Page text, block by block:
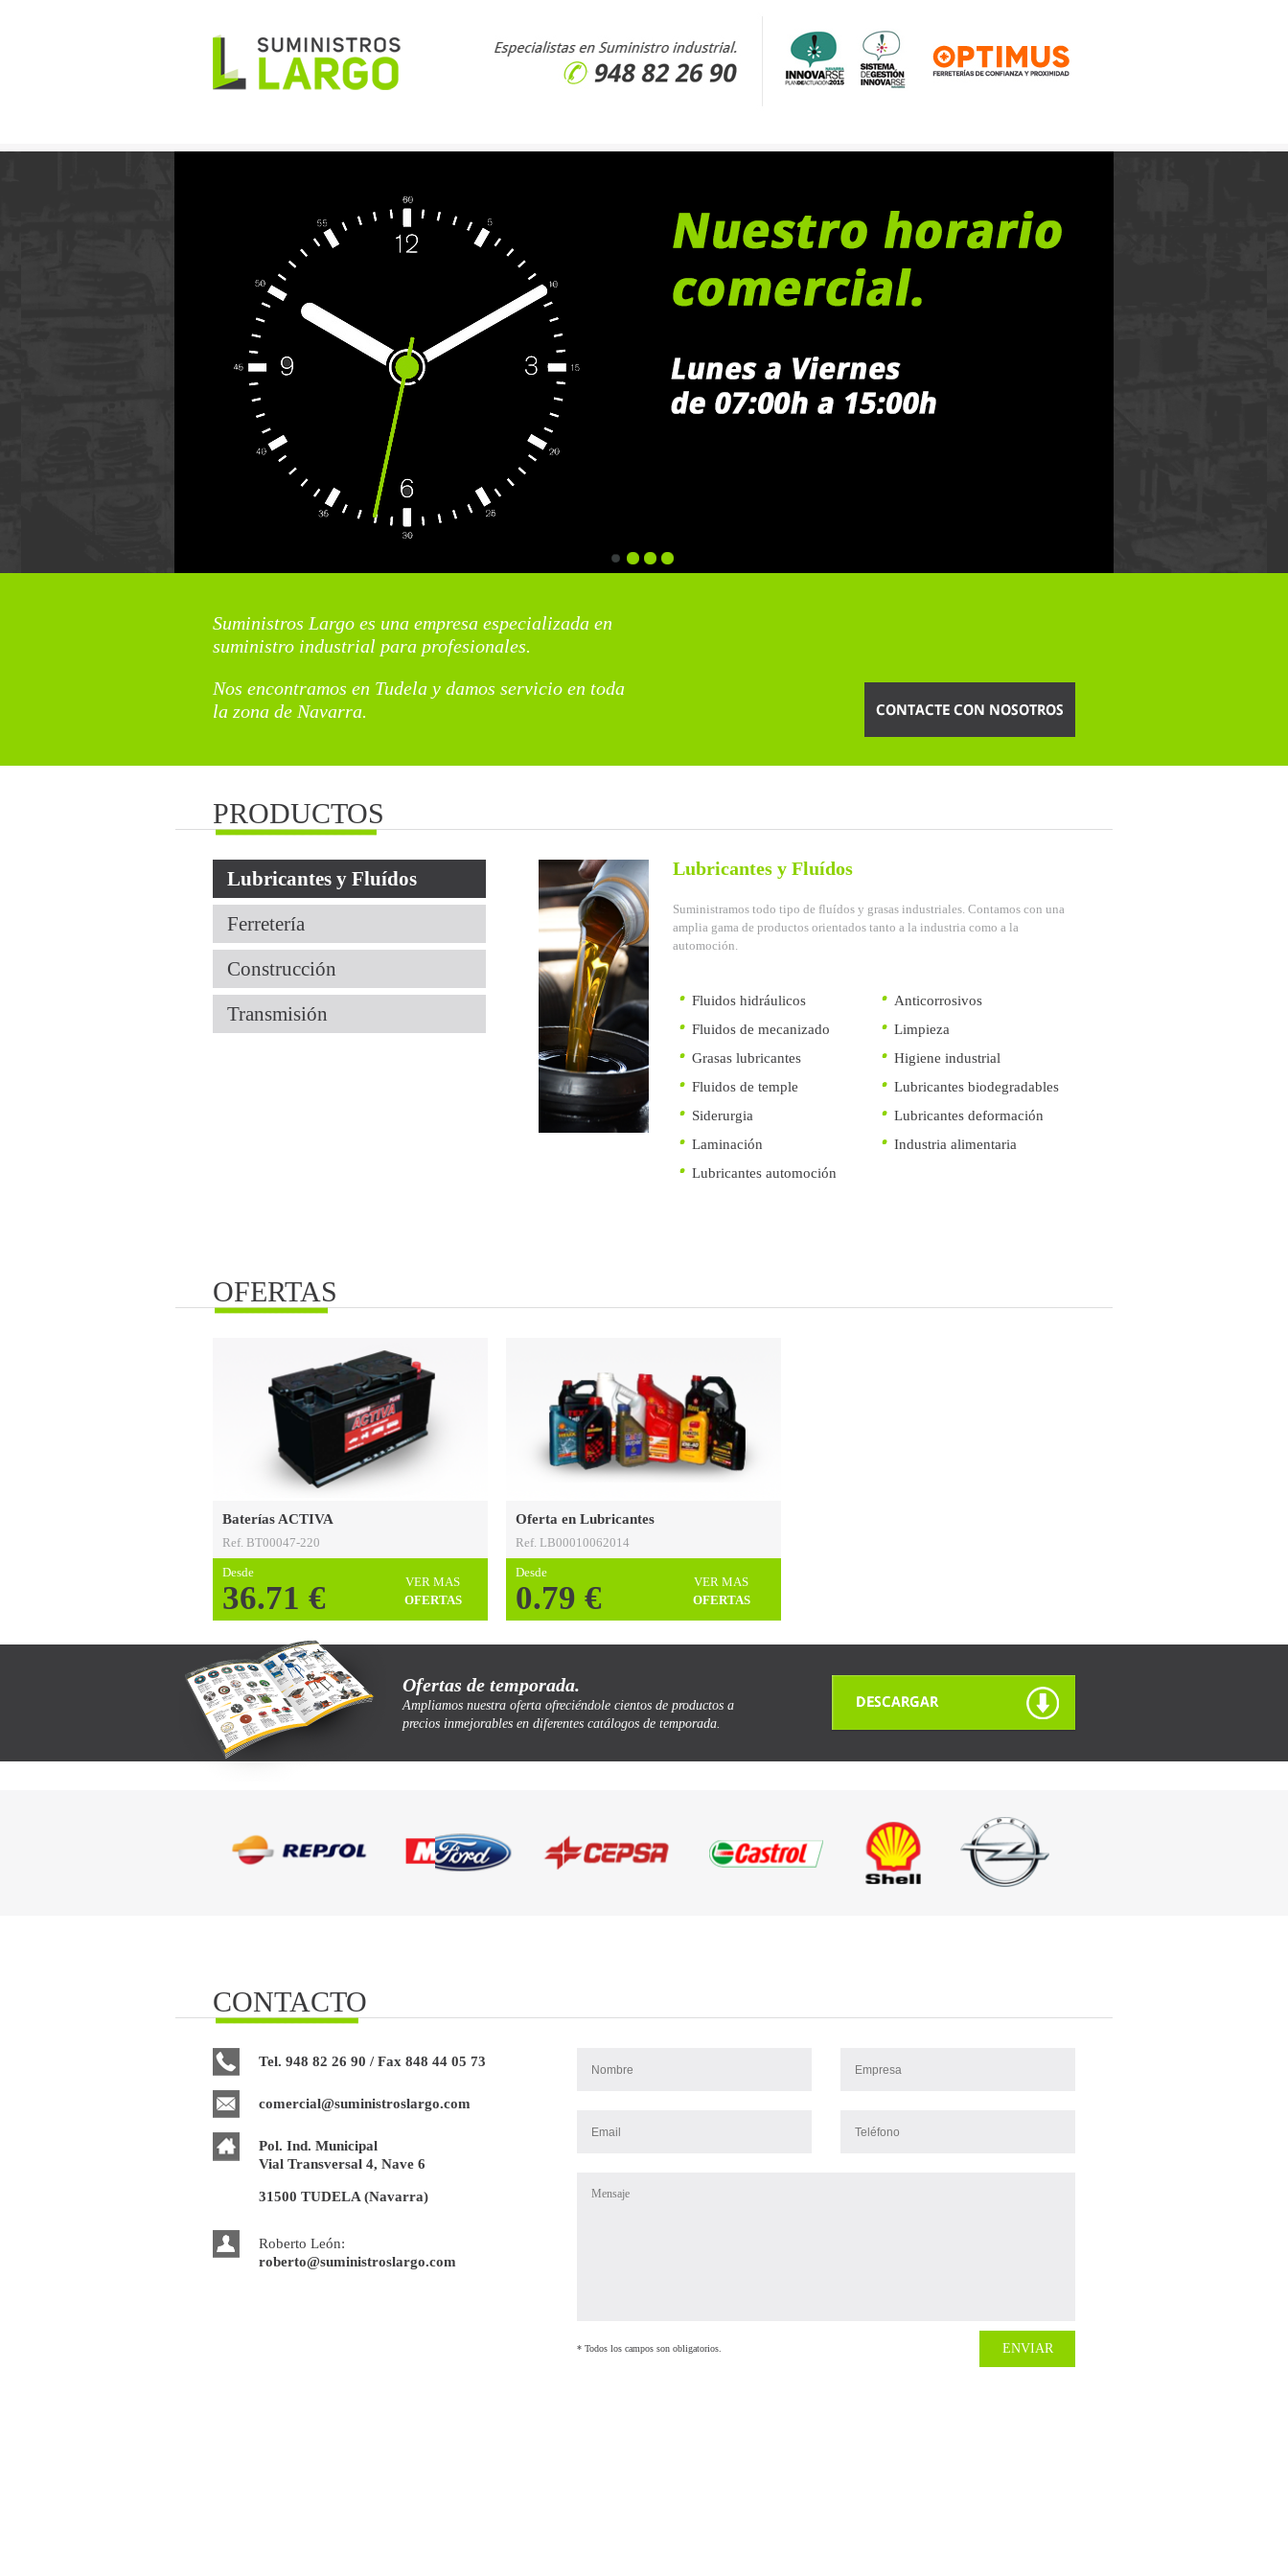
Suministros Largo es una empresa especializada en
suministro industrial para profesionales.
Nos encontramos en Tudela y damos servicio en toda
la zona de Navarra.
PRODUCTOS
Lubricantes y Fluídos
Ferretería
Construcción
Transmisión
Lubricantes y Fluídos
Suministramos todo tipo de fluídos y grasas industriales. Contamos con una
amplia gama de productos orientados tanto a la industria como a la
automoción.
Fluidos hidráulicos
Fluidos de mecanizado
Grasas lubricantes
Fluidos de temple
Siderurgia
Laminación
Lubricantes automoción
Anticorrosivos
Limpieza
Higiene industrial
Lubricantes biodegradables
Lubricantes deformación
Industria alimentaria
OFERTAS
Baterías ACTIVA
Ref. BT00047-220
Desde
VER MAS
OFERTAS
36.71 €
Oferta en Lubricantes
Ref. LB00010062014
Desde
VER MAS
OFERTAS
0.79 €
Ofertas de temporada.
Ampliamos nuestra oferta ofreciéndole cientos de productos a
precios inmejorables en diferentes catálogos de temporada.
CONTACTO
Tel. 948 82 26 90 / Fax 848 44 05 73
comercial@suministroslargo.com
Pol. Ind. Municipal
Vial Transversal 4, Nave 6
31500 TUDELA (Navarra)
Roberto León:
roberto@suministroslargo.com
* Todos los campos son obligatorios.